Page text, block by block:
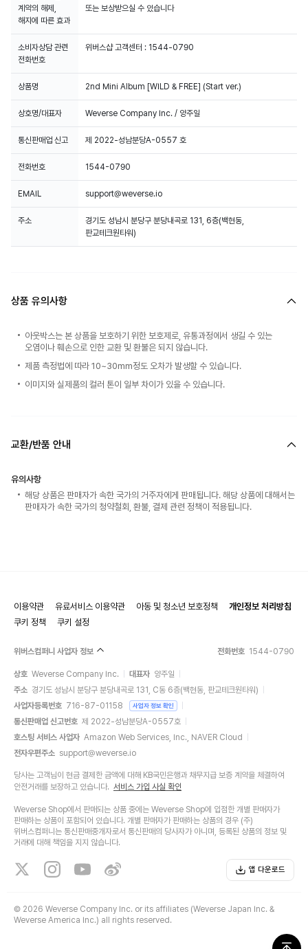
계약의 해제,
해지에 따른 효과
또는 보상받으실 수 있습니다
소비자상담 관련
전화번호
위버스샵 고객센터 : 1544-0790
상품명 2nd Mini Album [WILD & FREE] (Start ver.)
상호명/대표자 Weverse Company Inc. / 양주일
통신판매업 신고 제 2022-성남분당A-0557 호
전화번호 1544-0790
EMAIL support@weverse.io
주소
경기도 성남시 분당구 분당내곡로 131, 6층(백현동,
판교테크원타워)
상품 유의사항
아웃박스는 본 상품을 보호하기 위한 보호제로, 유통과정에서 생길 수 있는
오염이나 훼손으로 인한 교환 및 환불은 되지 않습니다.
제품 측정법에 따라 10~30mm정도 오차가 발생할 수 있습니다.
이미지와 실제품의 컬러 톤이 일부 차이가 있을 수 있습니다.
교환/반품 안내
유의사항
해당 상품은 판매자가 속한 국가의 거주자에게 판매됩니다. 해당 상품에 대해서는
판매자가 속한 국가의 청약철회, 환불, 결제 관련 정책이 적용됩니다.
이용약관 유료서비스 이용약관 아동 및 청소년 보호정책
개인정보 처리방침
쿠키 정책
쿠키 설정
위버스컴퍼니 사업자 정보 전화번호 1544-0790
상호 Weverse Company Inc. 대표자 양주일
주소 경기도 성남시 분당구 분당내곡로 131, C동 6층(백현동, 판교테크원타워)
사업자등록번호 716-87-01158 사업자 정보 확인
통신판매업 신고번호 제 2022-성남분당A-0557호
호스팅 서비스 사업자 Amazon Web Services, Inc., NAVER Cloud
전자우편주소 support@weverse.io
당사는 고객님이 현금 결제한 금액에 대해 KB국민은행과 채무지급 보증 계약을 체결하여
안전거래를 보장하고 있습니다. 서비스 가입 사실 확인
Weverse Shop에서 판매되는 상품 중에는 Weverse Shop에 입점한 개별 판매자가
판매하는 상품이 포함되어 있습니다. 개별 판매자가 판매하는 상품의 경우 (주)
위버스컴퍼니는 통신판매중개자로서 통신판매의 당사자가 아니며, 등록된 상품의 정보 및
거래에 대해 책임을 지지 않습니다.
앱 다운로드
© 2026 Weverse Company Inc. or its affiliates (Weverse Japan Inc. &
Weverse America Inc.) all rights reserved.